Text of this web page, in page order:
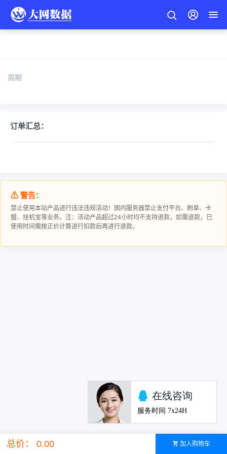
周期
订单汇总：
总价： 0.00 加入购物车
⚠ 警告：
禁止使用本站产品进行违法违规活动！国内服务器禁止支付平台、刷单、卡
盟、挂机宝等业务。注：活动产品超过24小时均不支持退款，如需退款，已
使用时间需按正价计算进行扣款后再进行退款。